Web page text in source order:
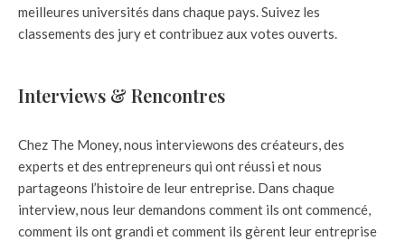
meilleures universités dans chaque pays. Suivez les
classements des jury et contribuez aux votes ouverts.
Interviews & Rencontres
Chez The Money, nous interviewons des créateurs, des
experts et des entrepreneurs qui ont réussi et nous
partageons l’histoire de leur entreprise. Dans chaque
interview, nous leur demandons comment ils ont commencé,
comment ils ont grandi et comment ils gèrent leur entreprise